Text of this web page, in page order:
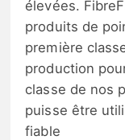
élevées.
produits de
première
production
classe de nos
puisse être
fiable